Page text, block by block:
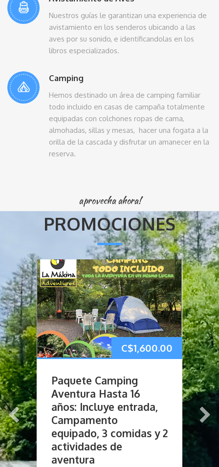
Nuestros guías le garantizan una experiencia de
avistamiento en los senderos ubicando a las
aves por su sonido, e identificandolas en los
libros especializados.
Camping
Hemos destinado un área de camping familiar
todo incluido en casas de campaña totalmente
equipadas con colchones ropas de cama,
almohadas, sillas y mesas, hacer una fogata a la
orilla de la cascada y disfrutar un amanecer en la
reserva.
aprovecha ahora!
PROMOCIONES
C$1,600.00
Paquete Camping
Aventura Hasta 16
años: Incluye entrada,
Campamento
equipado, 3 comidas y 2
actividades de
aventura